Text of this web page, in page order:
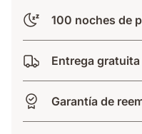
100 noches de
Entrega gratuita
Garantía de